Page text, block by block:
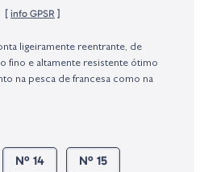
[ info GPSR ]
conforme requerido no Regulamento
(GPSR):
ligeiramente reentrante, de
fino e altamente resistente ótimo
na pesca de francesa como na
Nº 14 Nº 15